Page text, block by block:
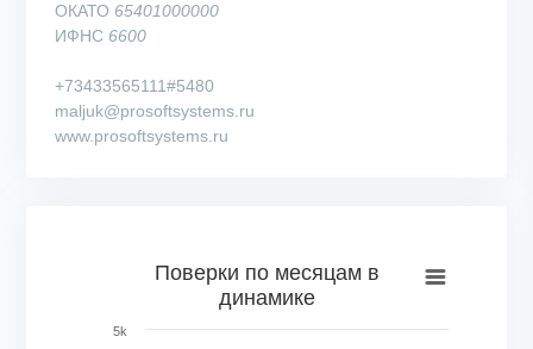
ОКАТО 65401000000
ИФНС 6600
+73433565111#5480
maljuk@prosoftsystems.ru
www.prosoftsystems.ru
Bar chart with 72 bars.
View as data table, Поверки по месяцам в динамике
Поверки по месяцам в
динамике
5k